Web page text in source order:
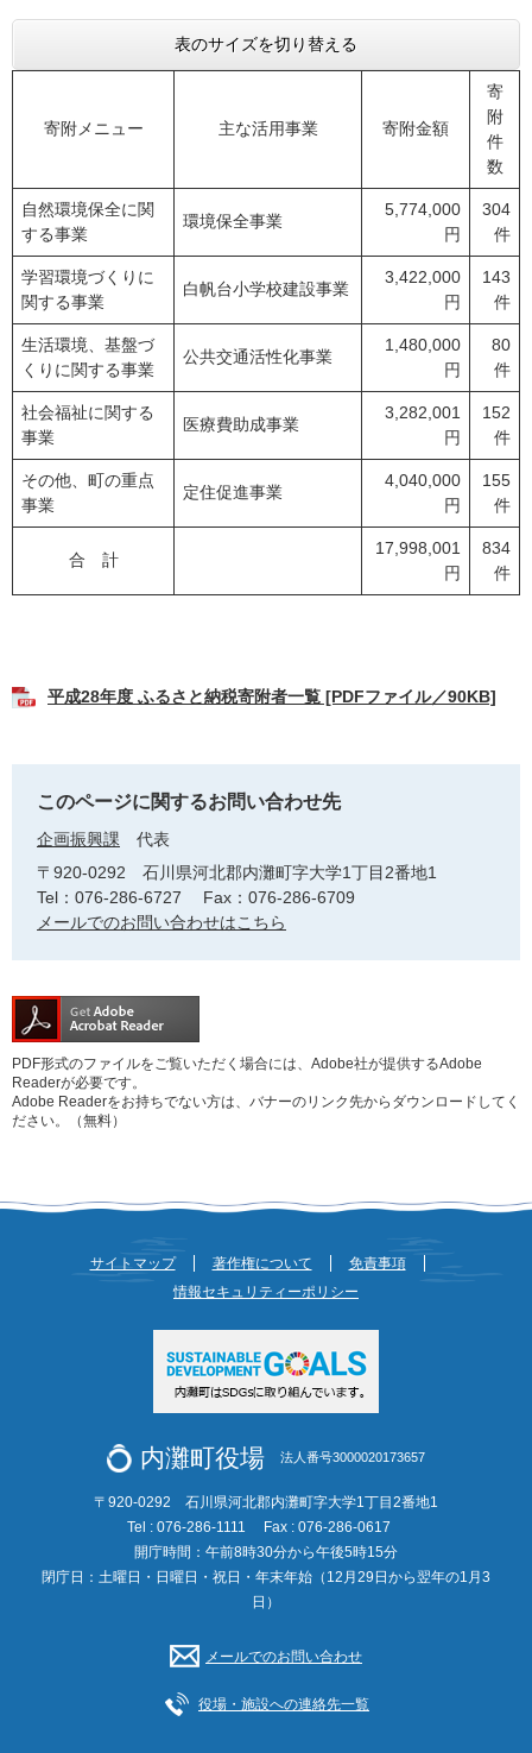
表のサイズを切り替える
寄附メニュー 主な活用事業 寄附金額
寄
附
件
数
自然環境保全に関
する事業
環境保全事業
5,774,000
円
304
件
学習環境づくりに
関する事業
白帆台小学校建設事業
3,422,000
円
143
件
生活環境、基盤づ
くりに関する事業
公共交通活性化事業
1,480,000
円
80
件
社会福祉に関する
事業
医療費助成事業
3,282,001
円
152
件
その他、町の重点
事業
定住促進事業
4,040,000
円
155
件
合 計
17,998,001
円
834
件
平成28年度 ふるさと納税寄附者一覧 [PDFファイル／90KB]
このページに関するお問い合わせ先
企画振興課
代表
〒920-0292
石川県河北郡内灘町字大学1丁目2番地1
Tel：076-286-6727
Fax：076-286-6709
メールでのお問い合わせはこちら
PDF形式のファイルをご覧いただく場合には、Adobe社が提供するAdobe
Readerが必要です。
Adobe Readerをお持ちでない方は、バナーのリンク先からダウンロードしてく
ださい。（無料）
サイトマップ 著作権について
免責事項
情報セキュリティーポリシー
内灘町役場 法人番号3000020173657
〒920-0292 石川県河北郡内灘町字大学1丁目2番地1
Tel : 076-286-1111
Fax : 076-286-0617
開庁時間：午前8時30分から午後5時15分
閉庁日：土曜日・日曜日・祝日・年末年始（12月29日から翌年の1月3
日）
メールでのお問い合わせ
役場・施設への連絡先一覧